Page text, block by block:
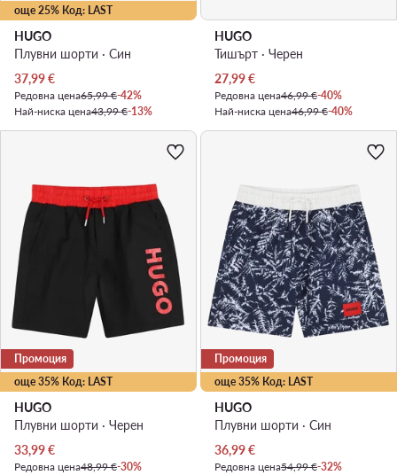
още 25% Код: LAST
HUGO
Плувни шорти · Син
Актуална цена
37,99€
Редовна цена65,99 €-42%
Най-ниска цена43,99 €-13%
HUGO
Тишърт · Черен
Актуална цена
27,99€
Редовна цена46,99 €-40%
Най-ниска цена46,99 €-40%
още 35% Код: LAST
Промоция
HUGO
Плувни шорти · Черен
Актуална цена
33,99€
Редовна цена48,99 €-30%
още 35% Код: LAST
Промоция
HUGO
Плувни шорти · Син
Актуална цена
36,99€
Редовна цена54,99 €-32%